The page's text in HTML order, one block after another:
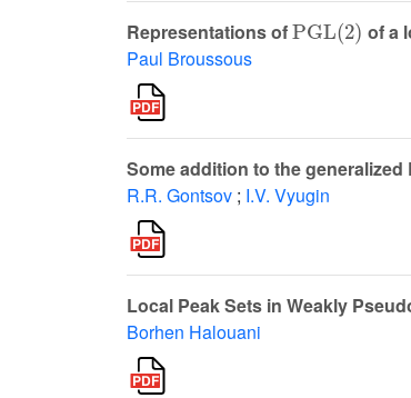
Representations of
( )
of a
Paul Broussous
Some addition to the
R.R. Gontsov ; I.V. Vyugin
Local Peak Sets in Weakly
Borhen Halouani